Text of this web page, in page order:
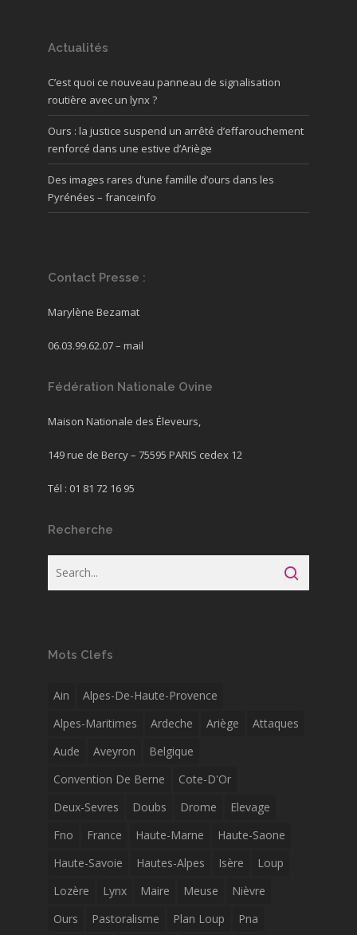
Actualités
C’est quoi ce nouveau panneau de signalisation
routière avec un lynx ?
Ours : la justice suspend un arrêté d’effarouchement
renforcé dans une estive d’Ariège
Des images rares d’une famille d’ours dans les
Pyrénées – franceinfo
Contact Presse :
Marylène Bezamat
06.03.99.62.07 – mail
Fédération Nationale Ovine
Maison Nationale des Éleveurs,
149 rue de Bercy – 75595 PARIS cedex 12
Tél : 01 81 72 16 95
Recherche
Mots Clefs
Ain
Alpes-De-Haute-Provence
Alpes-Maritimes
Ardeche Ariège
Attaques
Aude
Aveyron
Belgique
Convention De Berne
Cote-D'Or
Deux-Sevres
Doubs Drome
Elevage
Fno
France Haute-Marne
Haute-Saone
Haute-Savoie
Hautes-Alpes Isère
Loup
Lozère
Lynx Maire Meuse
Nièvre
Ours
Pastoralisme Plan Loup Pna